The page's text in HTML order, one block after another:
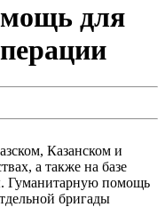
для
Казанском и
а также на базе
Гуманитарную помощь
бригады